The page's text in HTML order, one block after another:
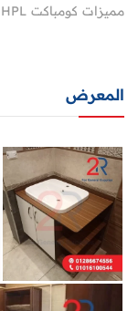
مميزات كومباكت HPL بارتشن
المعرض